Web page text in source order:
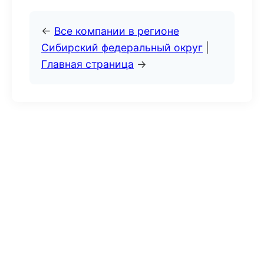
← Все компании в регионе
Сибирский федеральный округ
Главная страница →